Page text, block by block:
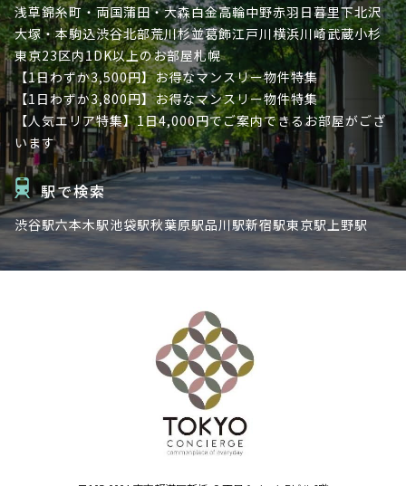
浅草錦糸町・両国蒲田・大森白金高輪中野赤羽 日暮里下北沢
大塚・本駒込渋谷北部荒川杉並葛飾江戸川横浜川崎武蔵小杉
東京23区内1DK以上のお部屋札幌
【1日わずか3,500円】お得なマンスリー物件特集
【1日わずか3,800円】お得なマンスリー物件特集
【人気エリア特集】1日4,000円でご案内できるお部屋がござ
います
駅で検索
渋谷駅六本木駅池袋駅秋葉原駅品川駅新宿駅東京駅上野駅